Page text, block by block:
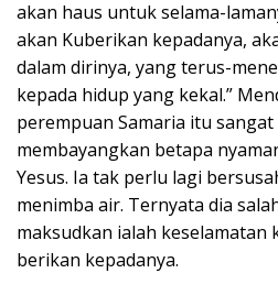
akan haus untuk selama-
akan Kuberikan kepadanya,
dalam dirinya, yang terus-
kepada hidup yang kekal.”
perempuan Samaria itu sangat
membayangkan betapa
Yesus. Ia tak perlu lagi
menimba air. Ternyata dia
maksudkan ialah keselamatan
berikan kepadanya.